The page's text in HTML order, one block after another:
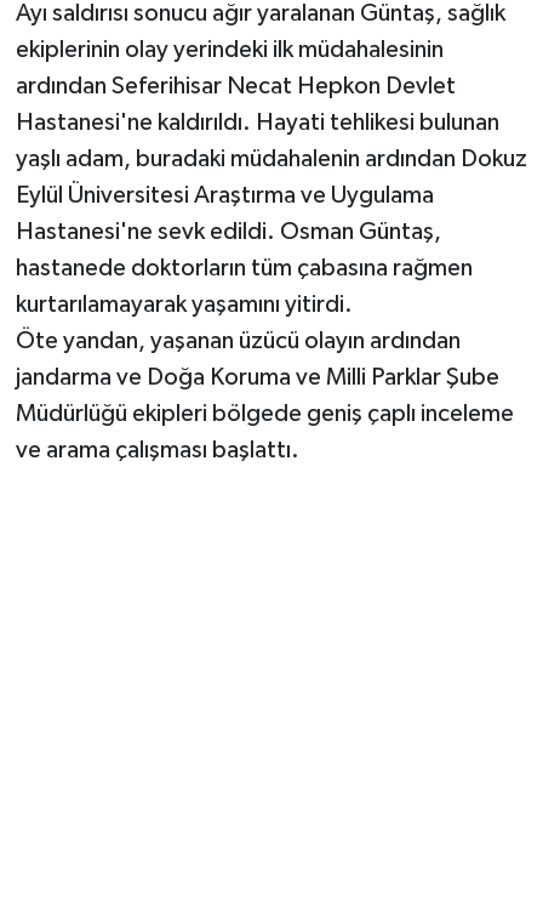
Ayı saldırısı sonucu ağır yaralanan Güntaş, sağlık
ekiplerinin olay yerindeki ilk müdahalesinin
ardından Seferihisar Necat Hepkon Devlet
Hastanesi'ne kaldırıldı. Hayati tehlikesi bulunan
yaşlı adam, buradaki müdahalenin ardından Dokuz
Eylül Üniversitesi Araştırma ve Uygulama
Hastanesi'ne sevk edildi. Osman Güntaş,
hastanede doktorların tüm çabasına rağmen
kurtarılamayarak yaşamını yitirdi.
Öte yandan, yaşanan üzücü olayın ardından
jandarma ve Doğa Koruma ve Milli Parklar Şube
Müdürlüğü ekipleri bölgede geniş çaplı inceleme
ve arama çalışması başlattı.